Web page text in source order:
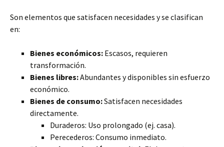
Son elementos que satisfacen necesidades y se clasifican
en:
Bienes económicos: Escasos, requieren
transformación.
Bienes libres:Abundantes y disponibles sin esfuerzo
económico.
Bienes de consumo:Satisfacen necesidades
directamente.
Duraderos: Uso prolongado (ej. casa).
Perecederos: Consumo inmediato.